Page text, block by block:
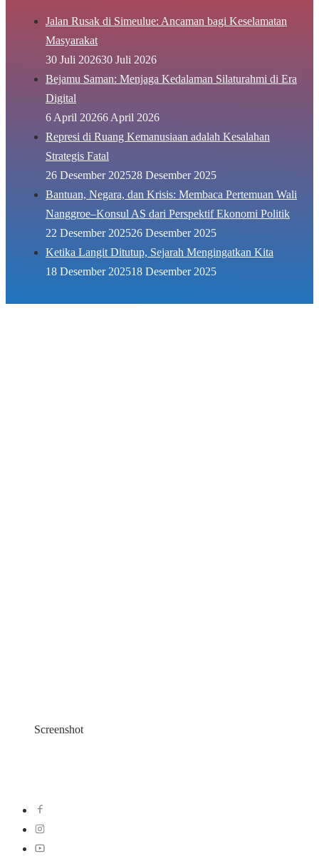
Jalan Rusak di Simeulue: Ancaman bagi Keselamatan
Masyarakat
30 Juli 202630 Juli 2026
Bejamu Saman: Menjaga Kedalaman Silaturahmi di Era
Digital
6 April 20266 April 2026
Represi di Ruang Kemanusiaan adalah Kesalahan
Strategis Fatal
26 Desember 202528 Desember 2025
Bantuan, Negara, dan Krisis: Membaca Pertemuan Wali
Nanggroe–Konsul AS dari Perspektif Ekonomi Politik
22 Desember 202526 Desember 2025
Ketika Langit Ditutup, Sejarah Mengingatkan Kita
18 Desember 202518 Desember 2025
Screenshot